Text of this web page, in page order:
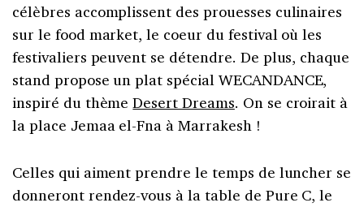
célèbres accomplissent des prouesses culinaires
sur le food market, le coeur du festival où les
festivaliers peuvent se détendre. De plus, chaque
stand propose un plat spécial WECANDANCE,
inspiré du thèmeDesert Dreams. On se croirait à
la place Jemaa el-Fna à Marrakesh !
Celles qui aiment prendre le temps de luncher se
donneront rendez-vous à la table de Pure C, le